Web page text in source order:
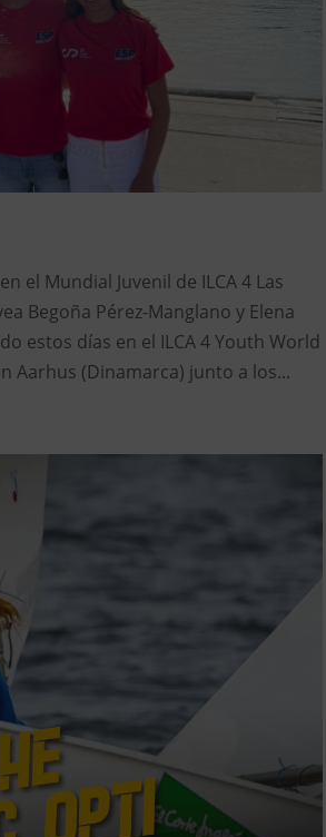
el Mundial Juvenil de ILCA 4 Las
Begoña Pérez-Manglano y Elena
estos días en el ILCA 4 Youth World
Aarhus (Dinamarca) junto a los...